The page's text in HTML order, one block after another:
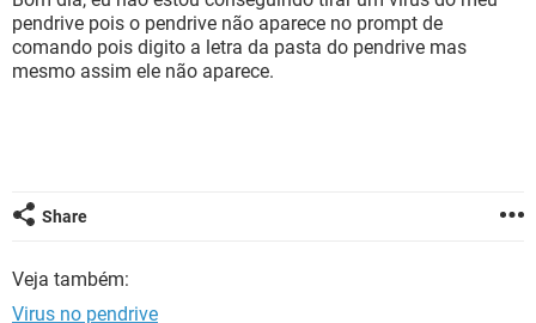
GUIA DE COMPRAS
OUTLOOK EXCEL
INSTAGRAM GMAIL
CELULAR FACEBOOK
OUTLOOK
pendrive pois o pendrive não aparece no prompt de
comando pois digito a letra da pasta do pendrive mas
mesmo assim ele não aparece.
Share
Veja também:
Virus no pendrive